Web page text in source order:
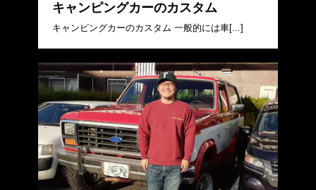
キャンピングカーのカスタム
キャンピングカーのカスタム 一般的には車[...]